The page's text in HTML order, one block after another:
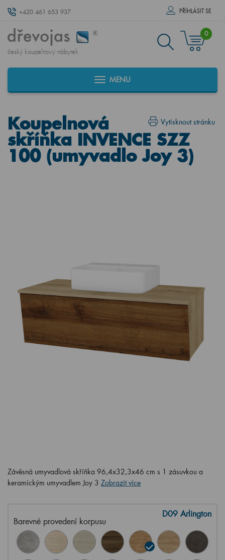
+420 461 653 937 PŘÍHLÁSIT SE
český koupelnový nábytek
0
MENU
Vytisknout stránku
Koupelnová
skříňka INVENCE SZZ
100 (umyvadlo Joy 3)
Závěsná umyvadlová skříňka 96,4x32,3x46 cm s 1 zásuvkou a
keramickým umyvadlem Joy 3 Zobrazit více
Barevné provedení korpusu
D09 Arlington